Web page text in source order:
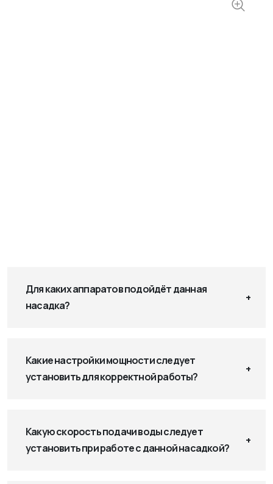
Для каких аппаратов подойдёт данная
насадка?
Какие настройки мощности следует
установить для корректной работы?
Какую скорость подачи воды следует
установить при работе с данной насадкой?